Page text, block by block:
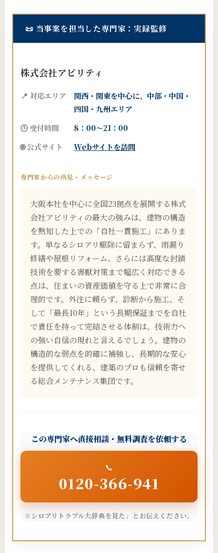
📜 当事案を担当した専門家：実録監修
株式会社アビリティ
📍 対応エリア
関西・関東を中心に、中部・中国・
四国・九州エリア
🕒 受付時間
8：00～21：00
🌐 公式サイト
Webサイトを訪問
専門家からの所見・メッセージ
大阪本社を中心に全国23拠点を展開する株式
会社アビリティの最大の強みは、建物の構造
を熟知した上での「自社一貫施工」にありま
す。単なるシロアリ駆除に留まらず、雨漏り
修繕や屋根リフォーム、さらには高度な封鎖
技術を要する害獣対策まで幅広く対応できる
点は、住まいの資産価値を守る上で非常に合
理的です。外注に頼らず、診断から施工、そ
して「最長10年」という長期保証までを自社
で責任を持って完結させる体制は、技術力へ
の強い自信の現れと言えるでしょう。建物の
構造的な弱点を的確に補強し、長期的な安心
を提供してくれる、建築のプロも信頼を寄せ
る総合メンテナンス集団です。
この専門家へ直接相談・無料調査を依頼する
📞
0120-366-941
※シロアリトラブル大辞典を見た」とお伝えください。